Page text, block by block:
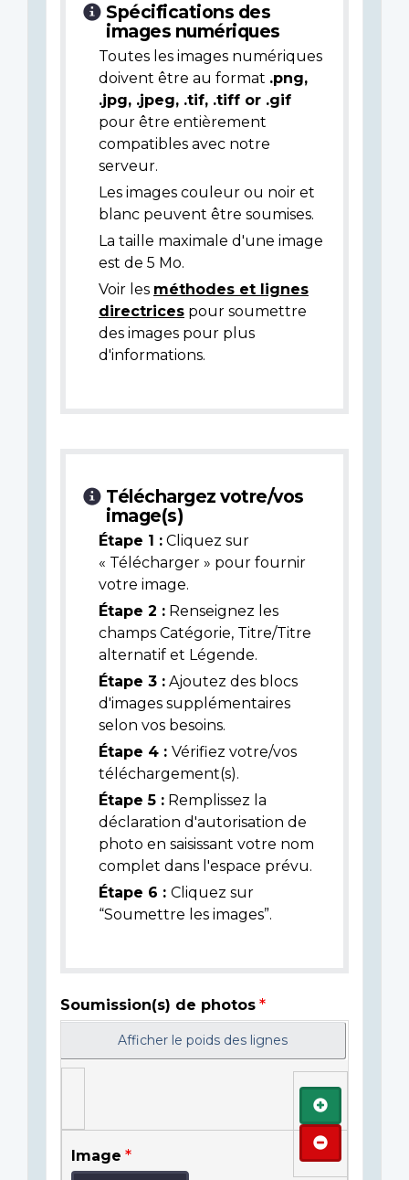
Spécifications des
images numériques
Toutes les images numériques
doivent être au format .png,
.jpg, .jpeg, .tif, .tiff or .gif
pour être entièrement
compatibles avec notre
serveur.
Les images couleur ou noir et
blanc peuvent être soumises.
La taille maximale d'une image
est de 5 Mo.
Voir les méthodes et lignes
directrices pour soumettre
des images pour plus
d'informations.
Téléchargez votre/vos
image(s)
Étape 1 : Cliquez sur
« Télécharger » pour fournir
votre image.
Étape 2 : Renseignez les
champs Catégorie, Titre/Titre
alternatif et Légende.
Étape 3 : Ajoutez des blocs
d'images supplémentaires
selon vos besoins.
Étape 4 : Vérifiez votre/vos
téléchargement(s).
Étape 5 : Remplissez la
déclaration d'autorisation de
photo en saisissant votre nom
complet dans l'espace prévu.
Étape 6 : Cliquez sur
“Soumettre les images”.
Soumission(s) de photos
Afficher le poids des lignes
Image
Ajouter
Retirer